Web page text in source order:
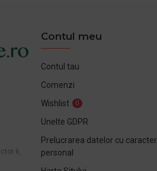
6,
Contul meu
Contul tau
Comenzi
Wishlist
0
Unelte GDPR
Prelucrarea datelor cu caracter
personal